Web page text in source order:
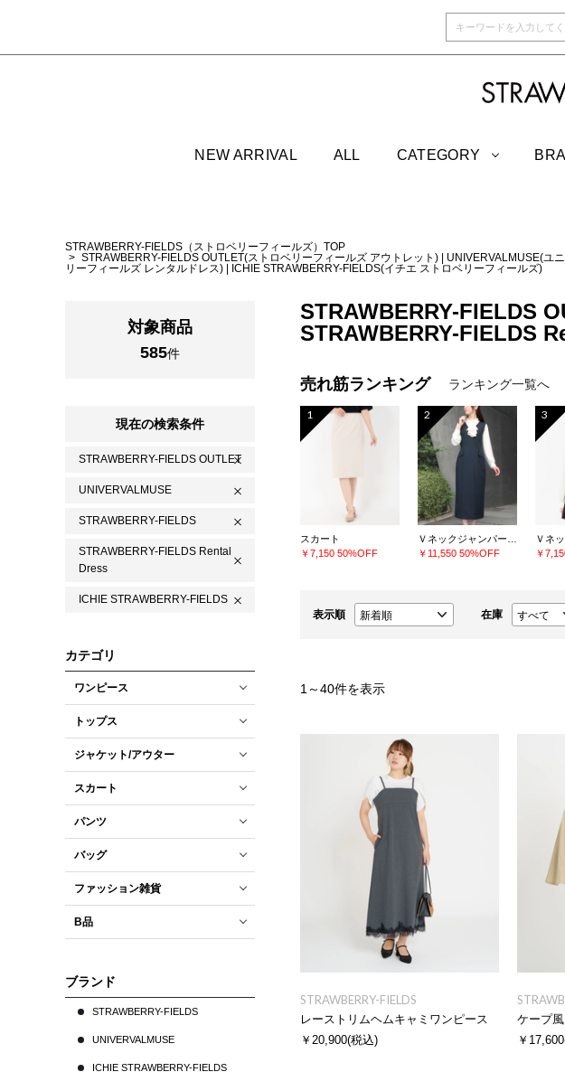
NEW ARRIVAL ALL CATEGORY
STRAWBERRY-FIELDS（ストロベリーフィールズ）TOP
STRAWBERRY-FIELDS OUTLET(ストロベリーフィールズ アウトレット)
UNIVERVALMUSE(ユ
リーフィールズ レンタルドレス)
ICHIE STRAWBERRY-FIELDS(イチエ ストロベリーフィールズ)
対象商品
585件
現在の検索条件
STRAWBERRY-FIELDS OUTLET
UNIVERVALMUSE
STRAWBERRY-FIELDS
STRAWBERRY-FIELDS Rental
Dress
ICHIE STRAWBERRY-FIELDS
カテゴリ
ワンピース
トップス
ジャケット/アウター
スカート
パンツ
バッグ
ファッション雑貨
B品
ブランド
STRAWBERRY-FIELDS
UNIVERVALMUSE
ICHIE STRAWBERRY-FIELDS
STRAWBERRY-FIELDS
STRAWBERRY-FIELDS
売れ筋ランキング ランキング一覧へ
1
スカート
￥7,150 50%OFF
2
￥11,550 50%OFF
3
Ｖネ
￥
表示順 在庫
1 ～40件を表示
STRAWBERRY-FIELDS
レーストリムヘムキャミワンピース
￥20,900(税込)
ケープ
￥17,600